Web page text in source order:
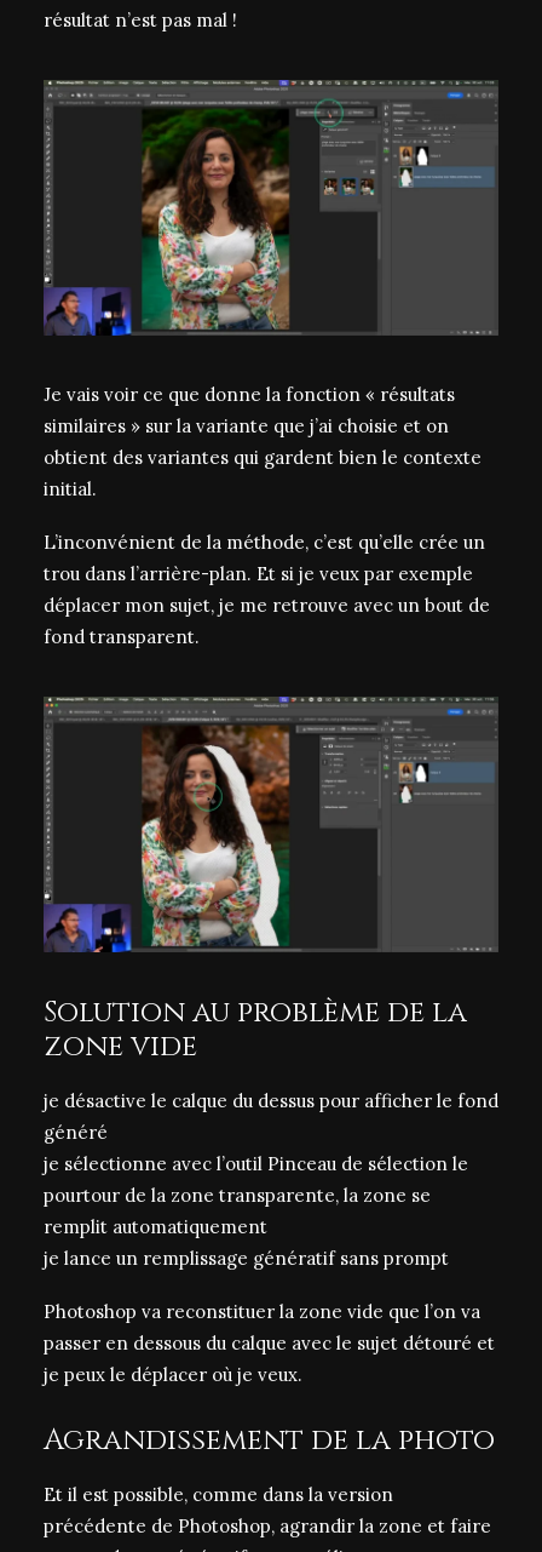
résultat n’est pas mal !
Je vais voir ce que donne la fonction « résultats
similaires » sur la variante que j’ai choisie et on
obtient des variantes qui gardent bien le contexte
initial.
L’inconvénient de la méthode, c’est qu’elle crée un
trou dans l’arrière-plan. Et si je veux par exemple
déplacer mon sujet, je me retrouve avec un bout de
fond transparent.
Solution au problème de la
zone vide
je désactive le calque du dessus pour afficher le fond
généré
je sélectionne avec l’outil Pinceau de sélection le
pourtour de la zone transparente, la zone se
remplit automatiquement
je lance un remplissage génératif sans prompt
Photoshop va reconstituer la zone vide que l’on va
passer en dessous du calque avec le sujet détouré et
je peux le déplacer où je veux.
Agrandissement de la photo
Et il est possible, comme dans la version
précédente de Photoshop, agrandir la zone et faire